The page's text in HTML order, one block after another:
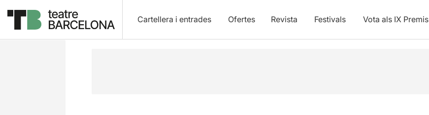
Cartellera i entrades Ofertes Revista Festivals Vota als IX Premis